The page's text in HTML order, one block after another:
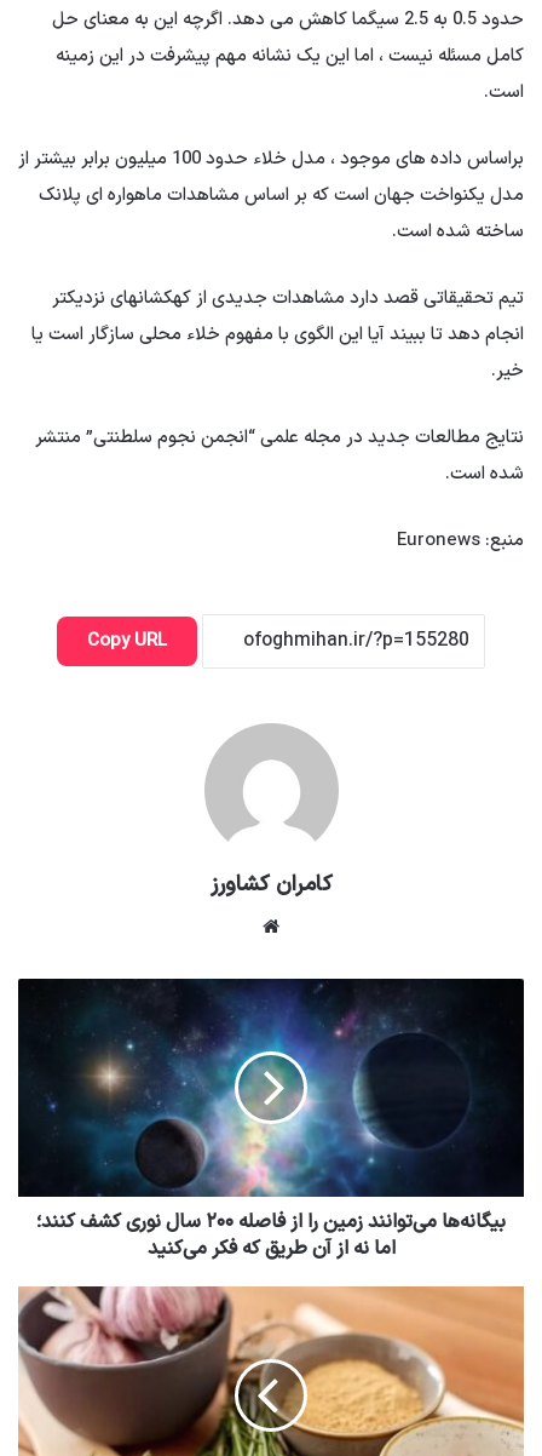
حدود 0.5 به 2.5 سیگما کاهش می دهد. اگرچه این به معنای حل
کامل مسئله نیست ، اما این یک نشانه مهم پیشرفت در این زمینه
است.
براساس داده های موجود ، مدل خلاء حدود 100 میلیون برابر بیشتر از
مدل یکنواخت جهان است که بر اساس مشاهدات ماهواره ای پلانک
ساخته شده است.
تیم تحقیقاتی قصد دارد مشاهدات جدیدی از کهکشانهای نزدیکتر
انجام دهد تا ببیند آیا این الگوی با مفهوم خلاء محلی سازگار است یا
خیر.
نتایج مطالعات جدید در مجله علمی “انجمن نجوم سلطنتی” منتشر
شده است.
منبع: Euronews
Copy URL
کامران کشاورز
بیگانه‌ها می‌توانند زمین را از فاصله ۲۰۰ سال نوری کشف کنند؛
اما نه از آن طریق که فکر می‌کنید